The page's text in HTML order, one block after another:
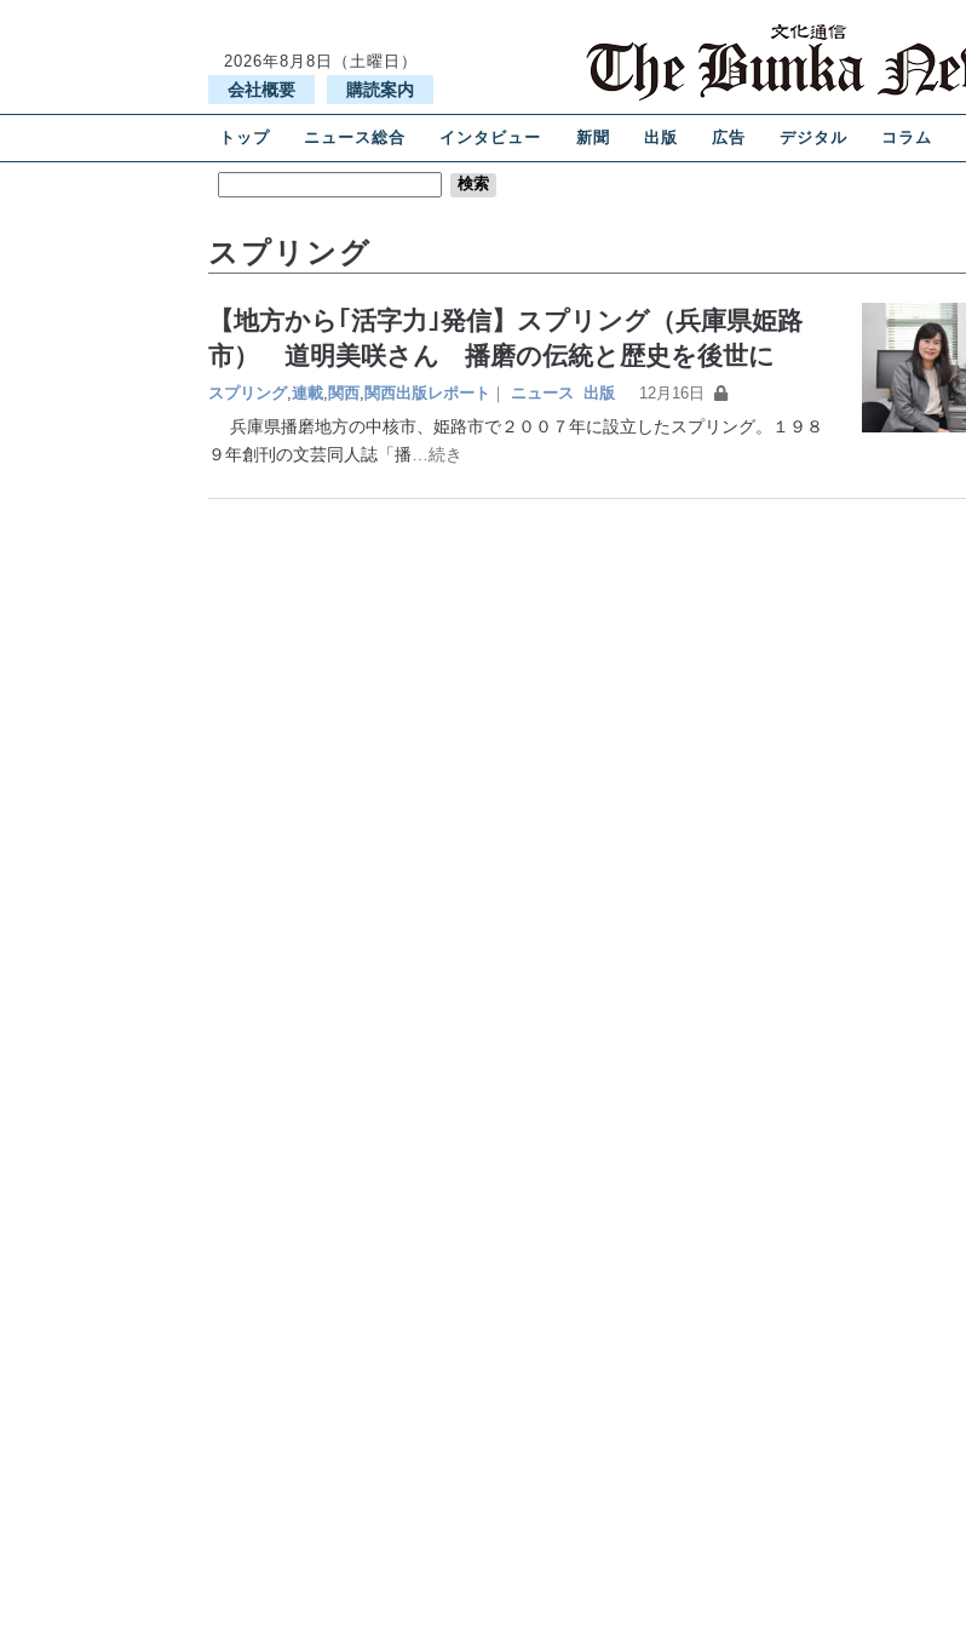
2026年8月8日（土曜日）
会社概要 購読案内
トップ ニュース総合 インタビュー 新聞 出版 広告 デジタル コラム
スプリング
【地方から｢活字力｣発信】スプリング（兵庫県姫路
市） 道明美咲さん 播磨の伝統と歴史を後世に
スプリング,連載, 関西, 関西出版レポート ｜ ニュース 出版 12月16日
兵庫県播磨地方の中核市、姫路市で２００７年に設立したスプリング。１９８
９年創刊の文芸同人誌「播 …続き